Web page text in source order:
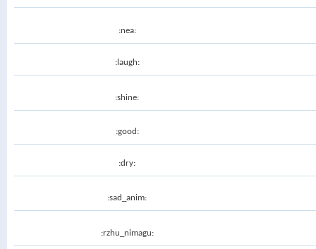
:nea:
:laugh:
:shine:
:good:
:dry:
:sad_anim:
:rzhu_nimagu: